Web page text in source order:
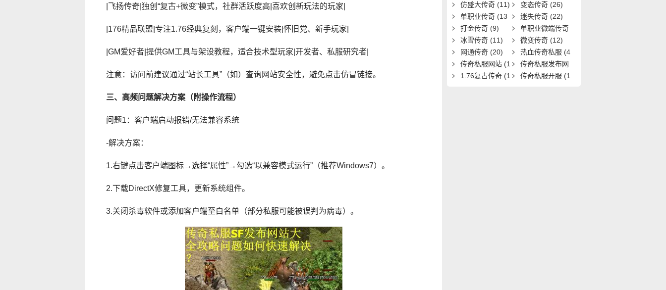
|飞扬传奇|独创“复古+微变”模式，社群活跃度高|喜欢创新玩法的玩家|
|176精品联盟|专注1.76经典复刻，客户端一键安装|怀旧党、新手玩家|
|GM爱好者|提供GM工具与架设教程，适合技术型玩家|开发者、私服研究者|
注意：访问前建议通过“站长工具”（如）查询网站安全性，避免点击仿冒链接。
三、高频问题解决方案（附操作流程）
问题1：客户端启动报错/无法兼容系统
-解决方案：
1.右键点击客户端图标→选择“属性”→勾选“以兼容模式运行”（推荐Windows7）。
2.下载DirectX修复工具，更新系统组件。
3.关闭杀毒软件或添加客户端至白名单（部分私服可能被误判为病毒）。
(9)仿盛大传奇 (11) 变态传奇 (26)
单职业传奇 (13
1)
迷失传奇 (22)
打金传奇 (9)
单职业微端传奇
(9)
冰雪传奇 (11) 微变传奇 (12)
网通传奇 (20) 热血传奇私服 (4
0)
传奇私服网站 (1
9)
传奇私服发布网
(11)
1.76复古传奇 (1
传奇私服开服 (1